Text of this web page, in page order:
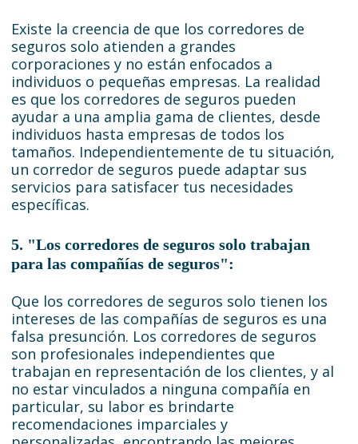
Existe la creencia de que los corredores de
seguros solo atienden a grandes
corporaciones y no están enfocados a
individuos o pequeñas empresas. La realidad
es que los corredores de seguros pueden
ayudar a una amplia gama de clientes, desde
individuos hasta empresas de todos los
tamaños. Independientemente de tu situación,
un corredor de seguros puede adaptar sus
servicios para satisfacer tus necesidades
específicas.
5. "Los corredores de seguros solo trabajan
para las compañías de seguros":
Que los corredores de seguros solo tienen los
intereses de las compañías de seguros es una
falsa presunción. Los corredores de seguros
son profesionales independientes que
trabajan en representación de los clientes, y al
no estar vinculados a ninguna compañía en
particular, su labor es brindarte
recomendaciones imparciales y